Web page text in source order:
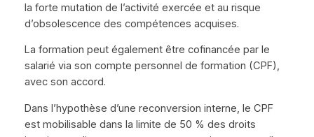
la forte mutation de l’activité exercée et au risque
d’obsolescence des compétences acquises.
La formation peut également être cofinancée par le
salarié via son compte personnel de formation (CPF),
avec son accord.
Dans l’hypothèse d’une reconversion interne, le CPF
est mobilisable dans la limite de 50 % des droits